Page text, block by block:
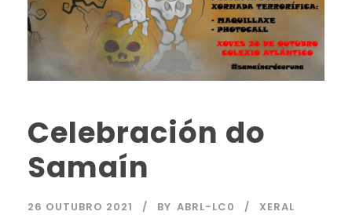
Celebración do
Samaín
26 OUTUBRO 2021 BY ABRL-LC0 XERAL